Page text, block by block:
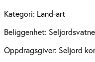
Kategori: Land-art
Beliggenhet:
Oppdragsgiver: Seljord